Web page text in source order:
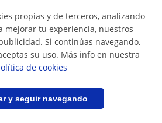
propias y de terceros, analizando
mejorar tu experiencia, nuestros
Si continúas navegando,
su uso. Más info en nuestra
de cookies
y seguir navegando